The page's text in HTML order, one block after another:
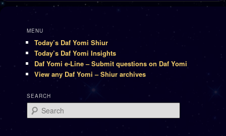
MENU
Today’s Daf Yomi Shiur
Today’s Daf Yomi Insights
Daf Yomi e-Line – Submit questions on Daf Yomi
View any Daf Yomi – Shiur archives
SEARCH
Search